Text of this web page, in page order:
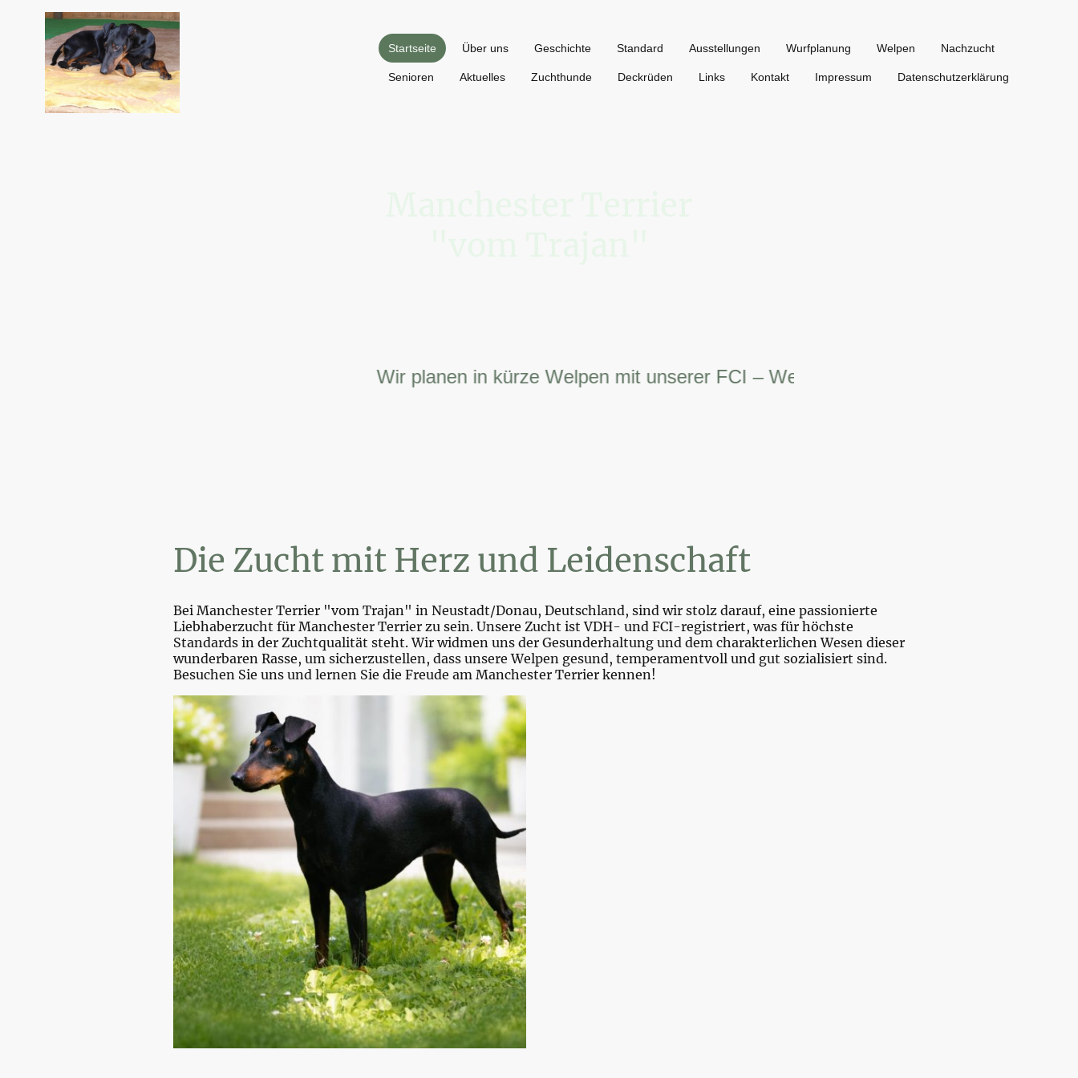
Startseite Über uns Geschichte Standard Ausstellungen Wurfplanung Welpen Nachzucht
Senioren Aktuelles Zuchthunde Deckrüden Links Kontakt Impressum Datenschutzerklärung
Wir planen in kürze Welpen mit unserer FCI – Weltsiegerin.
Die Zucht mit Herz und Leidenschaft
Bei Manchester Terrier "vom Trajan" in Neustadt/Donau, Deutschland, sind wir stolz darauf, eine passionierte
Liebhaberzucht für Manchester Terrier zu sein. Unsere Zucht ist VDH- und FCI-registriert, was für höchste
Standards in der Zuchtqualität steht. Wir widmen uns der Gesunderhaltung und dem charakterlichen Wesen dieser
wunderbaren Rasse, um sicherzustellen, dass unsere Welpen gesund, temperamentvoll und gut sozialisiert sind.
Besuchen Sie uns und lernen Sie die Freude am Manchester Terrier kennen!